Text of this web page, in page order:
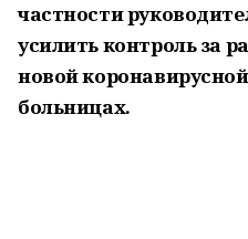
частности
усилить контроль за
новой
больницах.